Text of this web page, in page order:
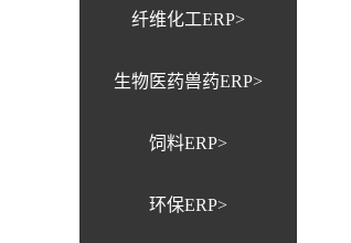
纤维化工ERP>
生物医药兽药ERP>
饲料ERP>
环保ERP>